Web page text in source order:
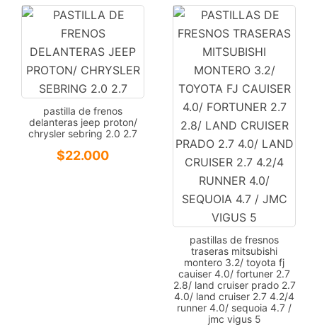
pastilla de frenos
delanteras jeep proton/
chrysler sebring 2.0 2.7
$22.000
pastillas de fresnos
traseras mitsubishi
montero 3.2/ toyota fj
cauiser 4.0/ fortuner 2.7
2.8/ land cruiser prado 2.7
4.0/ land cruiser 2.7 4.2/4
runner 4.0/ sequoia 4.7 /
jmc vigus 5